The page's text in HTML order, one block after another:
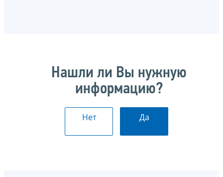
Нашли ли Вы нужную
информацию?
Нет Да